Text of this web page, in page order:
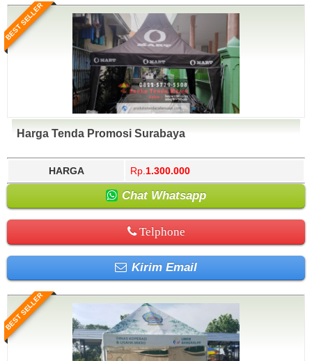
BEST SELLER
Harga Tenda Promosi Surabaya
HARGA Rp. 1.300.000
Chat Whatsapp
Telphone
Kirim Email
BEST SELLER